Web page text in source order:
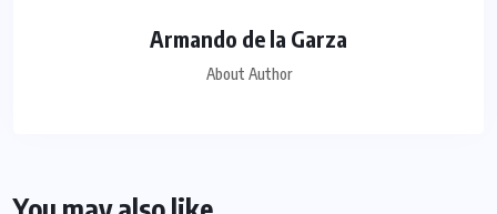
Armando de la Garza
About Author